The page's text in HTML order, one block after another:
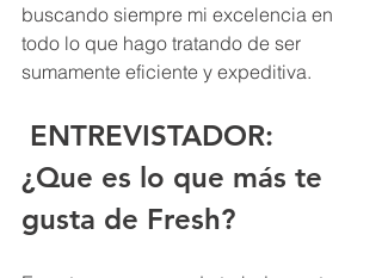
buscando siempre mi excelencia en
todo lo que hago tratando de ser
sumamente eficiente y expeditiva.
ENTREVISTADOR:
¿Que es lo que más te
gusta de Fresh?